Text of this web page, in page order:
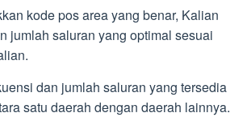
kode pos area yang benar, Kalian
jumlah saluran yang optimal sesuai
dan jumlah saluran yang tersedia
satu daerah dengan daerah lainnya.